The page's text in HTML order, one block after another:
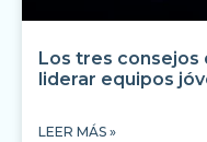
Los tres consejos
liderar equipos
LEER MÁS »